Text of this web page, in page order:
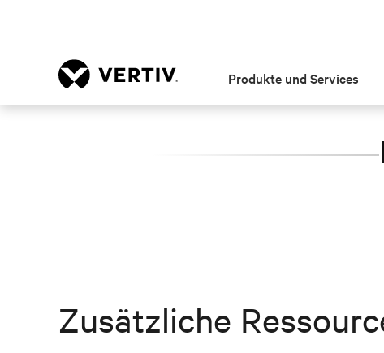
Produkte und Services
Zusätzliche